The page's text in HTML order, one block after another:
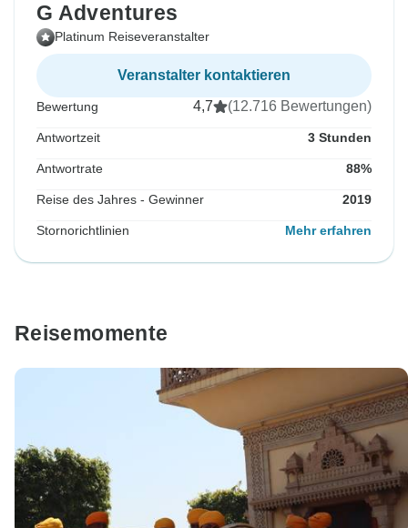
G Adventures
Platinum Reiseveranstalter
Veranstalter kontaktieren
Bewertung 4,7 (12.716 Bewertungen)
Antwortzeit 3 Stunden
Antwortrate 88%
Reise des Jahres - Gewinner 2019
Stornorichtlinien Mehr erfahren
Reisemomente